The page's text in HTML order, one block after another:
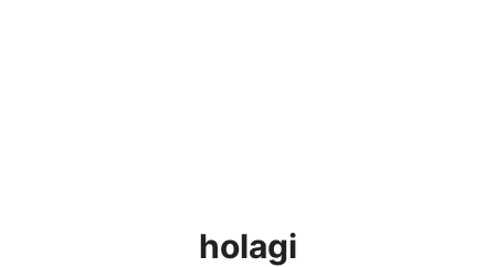
holagi